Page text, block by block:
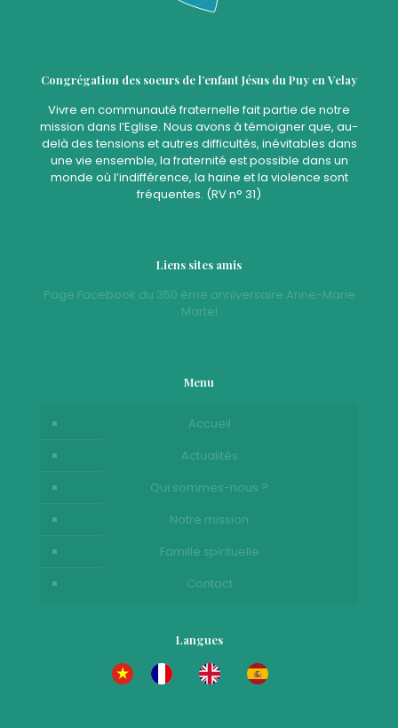
Congrégation des soeurs de l’enfant Jésus du Puy en Velay
Vivre en communauté fraternelle fait partie de notre
mission dans l’Eglise. Nous avons à témoigner que, au-
delà des tensions et autres difficultés, inévitables dans
une vie ensemble, la fraternité est possible dans un
monde où l’indifférence, la haine et la violence sont
fréquentes. (RV n° 31)
Liens sites amis
Page Facebook du 350 ème anniversaire Anne-Marie
Martel
Menu
Accueil
Actualités
Qui sommes-nous ?
Notre mission
Famille spirituelle
Contact
Langues